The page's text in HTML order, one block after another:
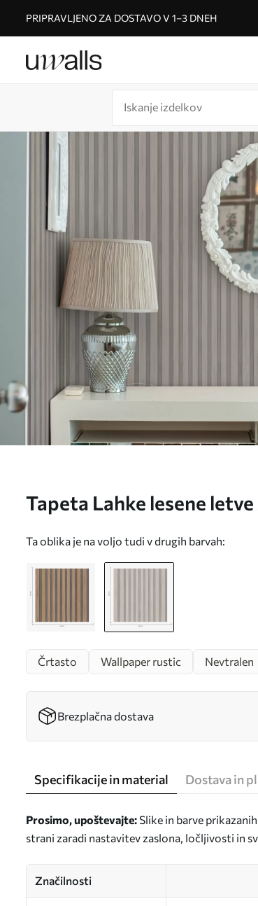
PRIPRAVLJENO ZA DOSTAVO V 1–3 DNEH
Tapeta Lahke lesene
Ta oblika je na voljo tudi v drugih barvah:
Črtasto Wallpaper rustic Nevtralen
Brezplačna dostava
Specifikacije in material Dostava in
Prosimo, upoštevajte: Slike in barve
strani zaradi nastavitev zaslona, ločljivosti in
Značilnosti